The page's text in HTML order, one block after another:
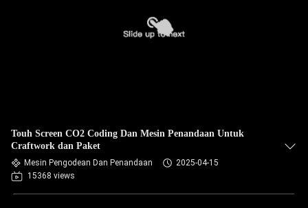
Touh Screen CO2 Coding Dan Mesin Penandaan Untuk
Craftwork dan Paket
Mesin Pengodean Dan Penandaan
2025-04-15
15368 views